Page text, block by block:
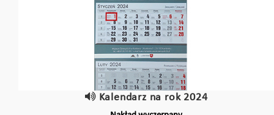
Kalendarz na rok 2024